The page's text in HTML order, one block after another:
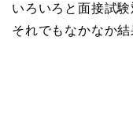
いろいろと面接試
それでもなかなか